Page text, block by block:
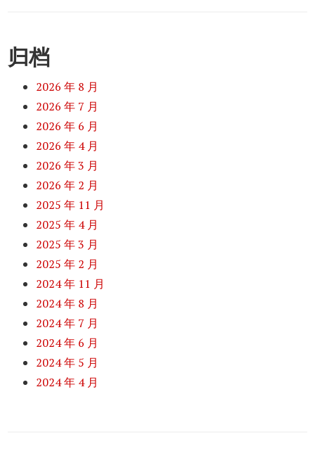
归档
2026 年 8 月
2026 年 7 月
2026 年 6 月
2026 年 4 月
2026 年 3 月
2026 年 2 月
2025 年 11 月
2025 年 4 月
2025 年 3 月
2025 年 2 月
2024 年 11 月
2024 年 8 月
2024 年 7 月
2024 年 6 月
2024 年 5 月
2024 年 4 月